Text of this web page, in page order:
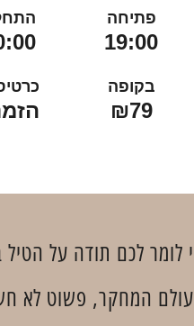
פתיחה
19:00
בקופה
₪79
לומר לכם תודה על הטיל
המחקר, פשוט לא